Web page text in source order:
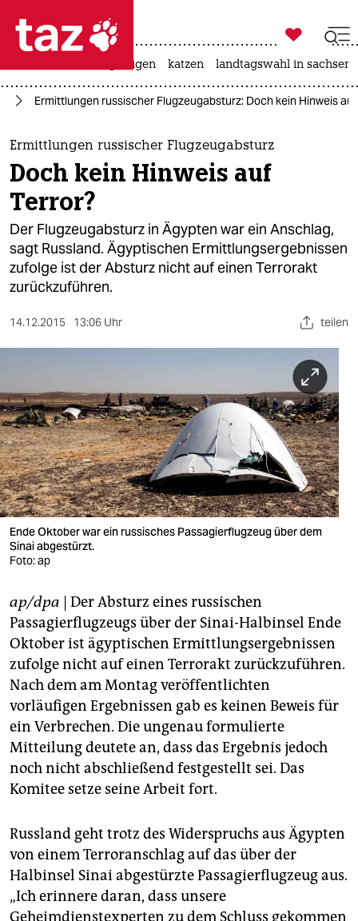
 taz zahl ich
taz zahl ich
themen
politik
öko
gesellschaft
kultur
sport
nord
wahrheit
verlag
verlag
veranstaltungen
shop
fragen & hilfe
unterstützen
abo
genossenschaft
epaper login

taz zahl ich
bergsteigen katzen landtagswahl in
Ermittlungen russischer Flugzeugabsturz: Doch kein Hinweis
Ermittlungen russischer Flugzeugabsturz
Doch kein Hinweis auf
Terror?
Der Flugzeugabsturz in Ägypten war ein Anschlag,
sagt Russland. Ägyptischen Ermittlungsergebnissen
zufolge ist der Absturz nicht auf einen Terrorakt
zurückzuführen.
14.12.2015 13:06 Uhr teilen
Ende Oktober war ein russisches Passagierflugzeug über dem
Sinai abgestürzt.
Foto: ap
ap/dpa | Der Absturz eines russischen
Passagierflugzeugs über der Sinai-Halbinsel Ende
Oktober ist ägyptischen Ermittlungsergebnissen
zufolge nicht auf einen Terrorakt zurückzuführen.
Nach dem am Montag veröffentlichten
vorläufigen Ergebnissen gab es keinen Beweis für
ein Verbrechen. Die ungenau formulierte
Mitteilung deutete an, dass das Ergebnis jedoch
noch nicht abschließend festgestellt sei. Das
Komitee setze seine Arbeit fort.
Russland geht trotz des Widerspruchs aus Ägypten
von einem Terroranschlag auf das über der
Halbinsel Sinai abgestürzte Passagierflugzeug aus.
„Ich erinnere daran, dass unsere
Geheimdienstexperten zu dem Schluss gekommen